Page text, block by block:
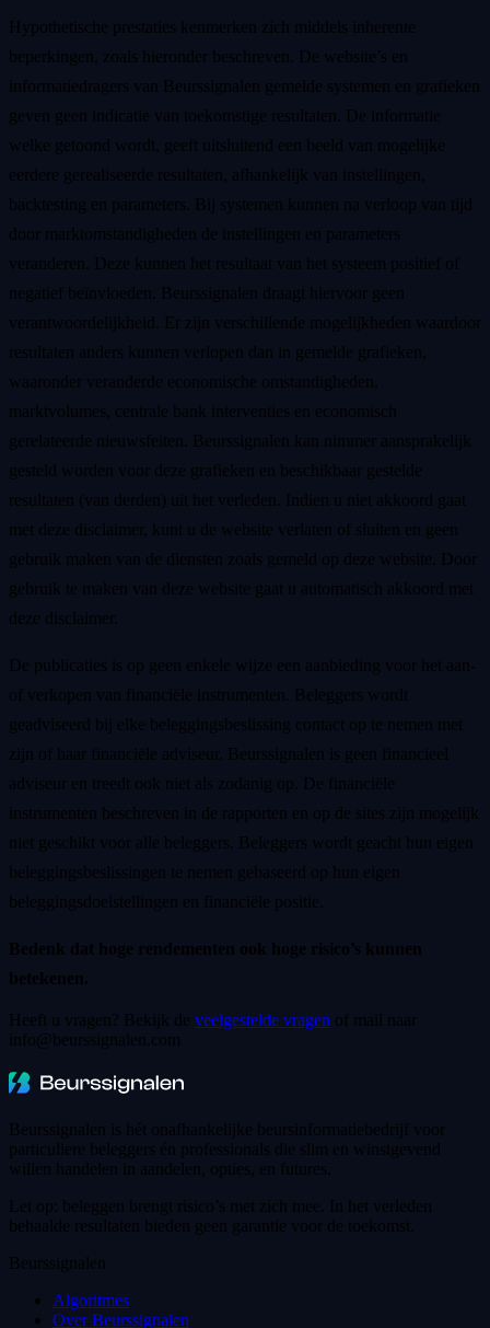
Hypothetische prestaties kenmerken zich middels inherente
beperkingen, zoals hieronder beschreven. De website’s en
informatiedragers van Beurssignalen gemelde systemen en grafieken
geven geen indicatie van toekomstige resultaten. De informatie
welke getoond wordt, geeft uitsluitend een beeld van mogelijke
eerdere gerealiseerde resultaten, afhankelijk van instellingen,
backtesting en parameters. Bij systemen kunnen na verloop van tijd
door marktomstandigheden de instellingen en parameters
veranderen. Deze kunnen het resultaat van het systeem positief of
negatief beïnvloeden. Beurssignalen draagt hiervoor geen
verantwoordelijkheid. Er zijn verschillende mogelijkheden waardoor
resultaten anders kunnen verlopen dan in gemelde grafieken,
waaronder veranderde economische omstandigheden,
marktvolumes, centrale bank interventies en economisch
gerelateerde nieuwsfeiten. Beurssignalen kan nimmer aansprakelijk
gesteld worden voor deze grafieken en beschikbaar gestelde
resultaten (van derden) uit het verleden. Indien u niet akkoord gaat
met deze disclaimer, kunt u de website verlaten of sluiten en geen
gebruik maken van de diensten zoals gemeld op deze website. Door
gebruik te maken van deze website gaat u automatisch akkoord met
deze disclaimer.
De publicaties is op geen enkele wijze een aanbieding voor het aan-
of verkopen van financiële instrumenten. Beleggers wordt
geadviseerd bij elke beleggingsbeslissing contact op te nemen met
zijn of haar financiële adviseur. Beurssignalen is geen financieel
adviseur en treedt ook niet als zodanig op. De financiële
instrumenten beschreven in de rapporten en op de sites zijn mogelijk
niet geschikt voor alle beleggers. Beleggers wordt geacht hun eigen
beleggingsbeslissingen te nemen gebaseerd op hun eigen
beleggingsdoelstellingen en financiële positie.
Bedenk dat hoge rendementen ook hoge risico’s kunnen
betekenen.
Heeft u vragen? Bekijk de veelgestelde vragen of mail naar
info@beurssignalen.com
Beurssignalen is hét onafhankelijke beursinformatiebedrijf voor
particuliere beleggers én professionals die slim en winstgevend
willen handelen in aandelen, opties, en futures.
Let op: beleggen brengt risico’s met zich mee. In het verleden
behaalde resultaten bieden geen garantie voor de toekomst.
Beurssignalen
Algoritmes
Over Beurssignalen